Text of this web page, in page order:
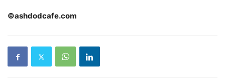
©ashdodcafe.com